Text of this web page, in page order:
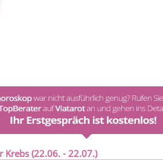
Krebs (22.06. - 22.07.)